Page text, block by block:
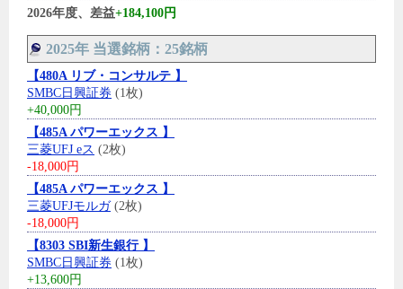
2026年度、差益+184,100円
2025年 当選銘柄：25銘柄
【480A リブ・コンサルテ 】
SMBC日興証券 (1枚)
+40,000円
【485A パワーエックス 】
三菱UFJ eス (2枚)
-18,000円
【485A パワーエックス 】
三菱UFJモルガ(2枚)
-18,000円
【8303 SBI新生銀行 】
SMBC日興証券 (1枚)
+13,600円